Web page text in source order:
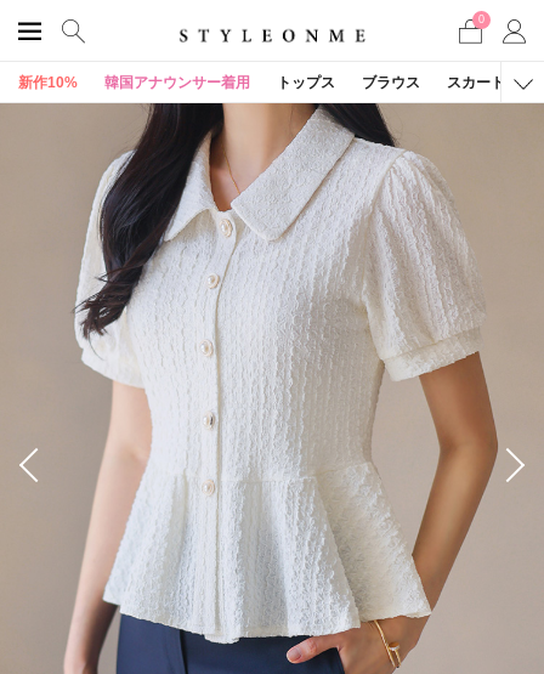
0
新作10% 韓国アナウンサー着用 トップス ブラウス スカート